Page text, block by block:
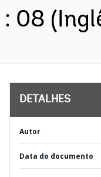
: 08
DETALHES
Autor
Data do documento